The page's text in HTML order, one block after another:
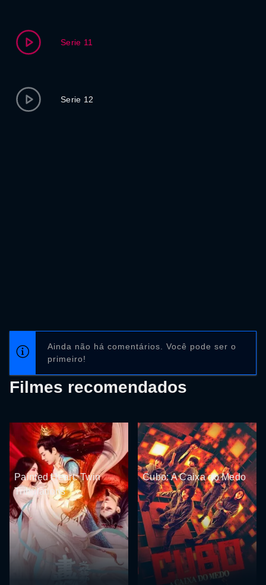
Serie 11
Serie 12
Ainda não há comentários. Você pode ser o
primeiro!
Filmes recomendados
Painted Heart: Twin
Tribulations
Cubo: A Caixa do Medo